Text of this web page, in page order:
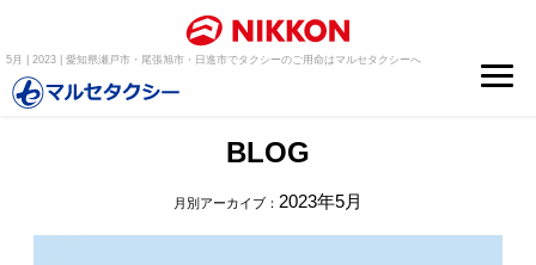
5月 | 2023 | 愛知県瀬戸市・尾張旭市・日進市でタクシーのご用命はマルセタクシーへ
BLOG
月別アーカイブ： 2023年5月